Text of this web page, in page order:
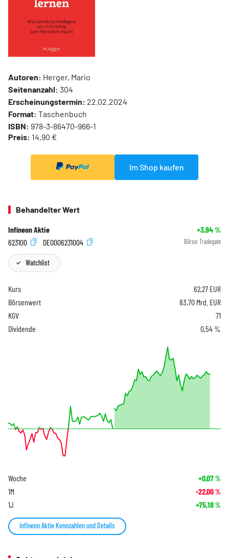
Autoren: Herger, Mario
Seitenanzahl: 304
Erscheinungstermin: 22.02.2024
Format: Taschenbuch
ISBN: 978-3-86470-966-1
Preis: 14,90 €
Im Shop kaufen
Behandelter Wert
Infineon Aktie +3,94%
623100
DE0006231004 Börse: Tradegate
Watchlist
Kurs 62,27 EUR
Börsenwert
83,70 Mrd. EUR
KGV
71
Dividende
0,54 %
Woche +0,07%
1M -22,00%
1J +75,18%
Infineon Aktie Kennzahlen und Details